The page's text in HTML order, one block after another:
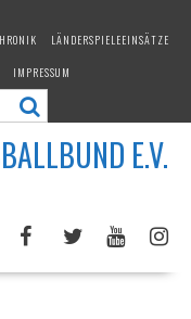
LÄNDERSPIELEEINSÄTZE
IMPRESSUM
E.V.